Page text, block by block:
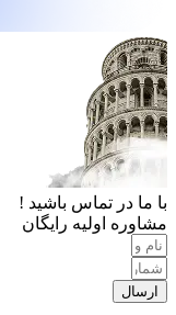
با ما در تماس باشید !
مشاوره اولیه رایگان
ارسال